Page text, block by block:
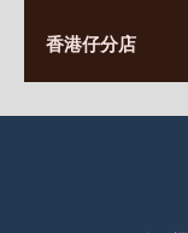
香港堅尼地城卑路
(堅尼地城地鐵站B
營業時間:
(10:00am-
香港仔分店
營業時間:
香港香港仔成都道
(黃竹坑地鐵站轉4M